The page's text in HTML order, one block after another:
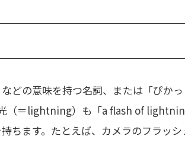
どの意味を持つ名詞、または「ぴか
（＝lightning）も「a flash of
ちます。たとえば、カメラのフラッシ